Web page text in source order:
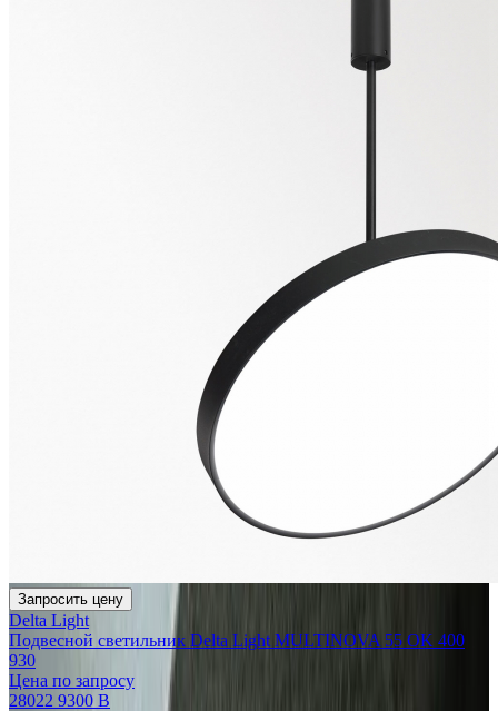
Запросить цену
Delta Light
Подвесной светильник Delta Light MULTINOVA 55 OK 400
930
Цена по запросу
28022 9300 B